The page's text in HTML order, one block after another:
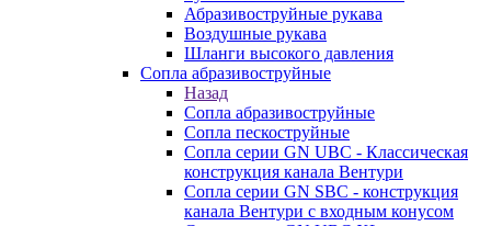
Абразивоструйные рукава
Воздушные рукава
Шланги высокого давления
Сопла абразивоструйные
Назад
Сопла абразивоструйные
Сопла пескоструйные
Сопла серии GN UBC - Классическая
конструкция канала Вентури
Сопла серии GN SBC - конструкция
канала Вентури c входным конусом